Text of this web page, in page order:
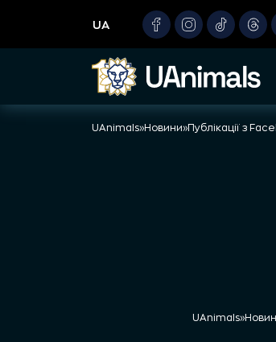
content
UA
UAnimals»Новини»Публікації з
UAnimals»